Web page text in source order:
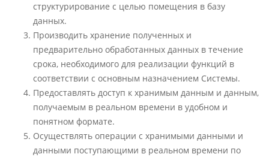
структурирование с целью помещения в базу
данных.
Производить хранение полученных и
предварительно обработанных данных в течение
срока, необходимого для реализации функций в
соответствии с основным назначением Системы.
Предоставлять доступ к хранимым данным и данным,
получаемым в реальном времени в удобном и
понятном формате.
Осуществлять операции с хранимыми данными и
данными поступающими в реальном времени по